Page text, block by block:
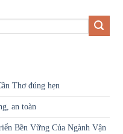
Thơ đúng hẹn
an toàn
Bền Vững Của Ngành Vận